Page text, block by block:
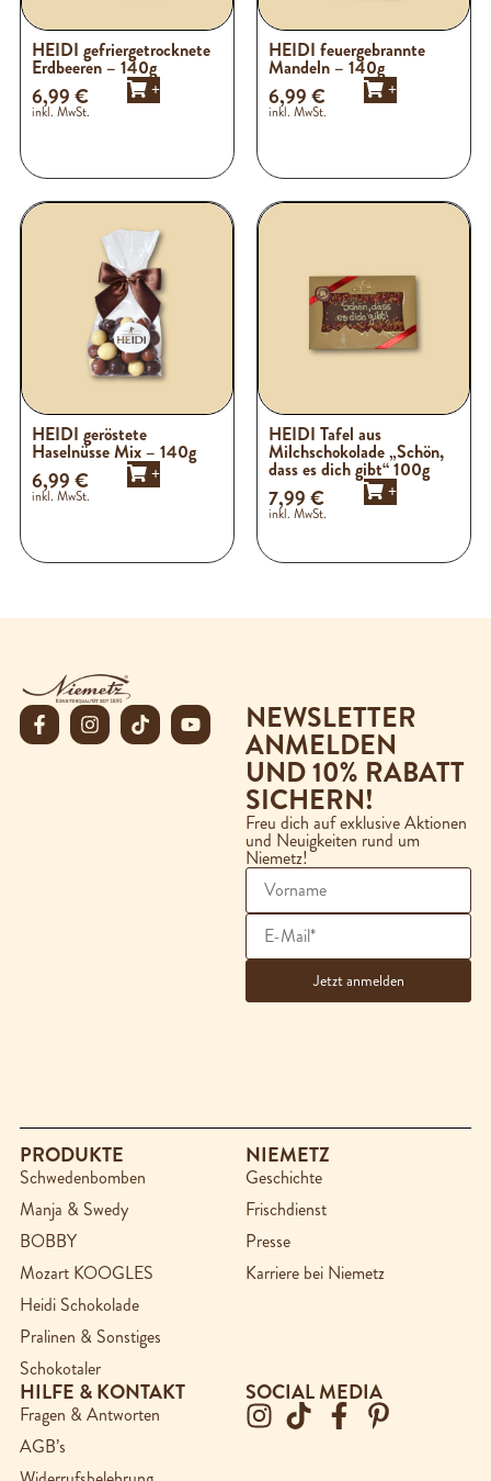
HEIDI gefriergetrocknete
Erdbeeren – 140g
+
6,99€
inkl. MwSt.
HEIDI feuergebrannte
Mandeln – 140g
+
6,99€
inkl. MwSt.
HEIDI geröstete
Haselnüsse Mix – 140g
+
6,99€
inkl. MwSt.
HEIDI Tafel aus
Milchschokolade „Schön,
dass es dich gibt“ 100g
+
7,99€
inkl. MwSt.
NEWSLETTER
ANMELDEN
UND 10% RABATT
SICHERN!
Freu dich auf exklusive Aktionen
und Neuigkeiten rund um
Niemetz!
PRODUKTE
Schwedenbomben
Manja & Swedy
BOBBY
Mozart KOOGLES
Heidi Schokolade
Pralinen & Sonstiges
Schokotaler
NIEMETZ
Geschichte
Frischdienst
Presse
Karriere bei Niemetz
HILFE & KONTAKT
Fragen & Antworten
AGB’s
SOCIAL MEDIA